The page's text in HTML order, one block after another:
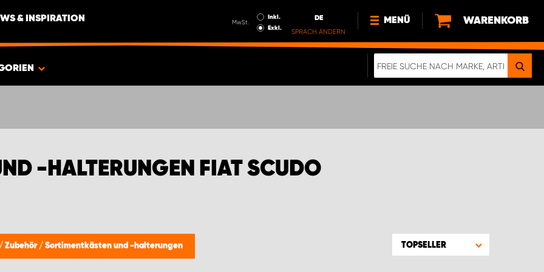
& INSPIRATION MwSt.
Inkl.
Exkl.
DE
SPRACH ÄNDERN
MENÜ
NEWS
WARENKORB
-HALTERUNGEN FIAT SCUDO
Zubehör / Sortimentkästen und -halterungen TOPSELLER